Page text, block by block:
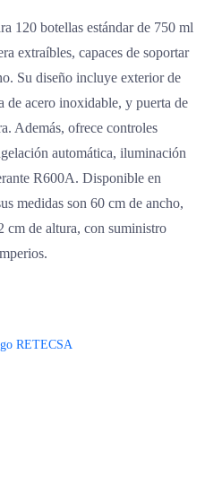
120 botellas estándar de 750 ml
extraíbles, capaces de soportar
Su diseño incluye exterior de
de acero inoxidable, y puerta de
Además, ofrece controles
automática, iluminación
R600A. Disponible en
medidas son 60 cm de ancho,
cm de altura, con suministro